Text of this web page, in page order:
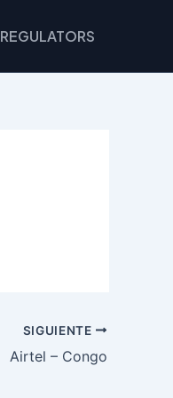
REGULATORS
SIGUIENTE
Airtel – Congo